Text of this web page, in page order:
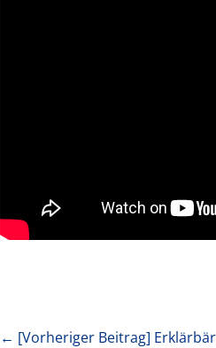
← [Vorheriger Beitrag]